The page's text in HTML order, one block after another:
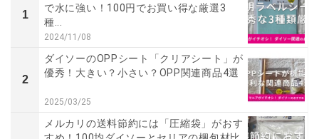
1
で水に強い！100円でお買い得な厳選3
種...
2024/11/08
2
ダイソーのOPPシート「クリアシート」が
優秀！大きい？小さい？OPP関連商品4選
2025/03/25
メルカリの送料節約には「圧縮袋」がおす